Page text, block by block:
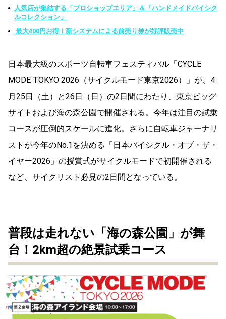
人気店が集結する「プロショップエリア」＆「ハンドメイドバイシク
ルコレクション」
最大400円お得！新システムによる前売り券が好評販売中
日本最大級のスポーツ自転車フェスティバル「CYCLE
MODE TOKYO 2026（サイクルモード東京2026）」が、4
月25日（土）と26日（日）の2日間にわたり、東京ビッグ
サイトおよび海の森公園で開催される。今年は注目の試乗
コースが圧倒的スケールに進化。さらに自転車ジャーナリ
ストが今年のNo.1を決める「日本バイシクル・オブ・ザ・
イヤー2026」の授賞式がサイクルモードで初開催される
など、サイクリスト必見の2日間となっている。
普段は走れない「海の森公園」が舞
台！2km超の絶景試乗コース